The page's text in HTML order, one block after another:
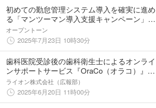
初めての勤怠管理システム導入を確実に進め
る「マンツーマン導入支援キャンペーン」を
2025年7月23日より開始：ICタイムリコーダ
ー
オープントーン
2025年7月23日 10時30分
歯科医院受診後の歯科衛生士によるオンライ
ンサポートサービス『OraCo（オラコ）』に
より患者の口腔衛生意識が向上することを臨
床試験で実証
ライオン株式会社（広報部）
2025年6月20日 11時00分